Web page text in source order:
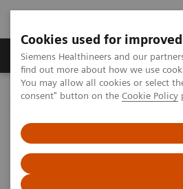
Cookies used for
Siemens Healthineers and our
find out more about how we use
You may allow all cookies or select
consent" button on the Cookie Policy
Продукція та сервіси
Домашня Лабораторна діагностика
Hematology
Achieve accurate, first-